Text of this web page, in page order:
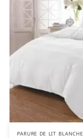
PARURE DE LIT BLANCHE